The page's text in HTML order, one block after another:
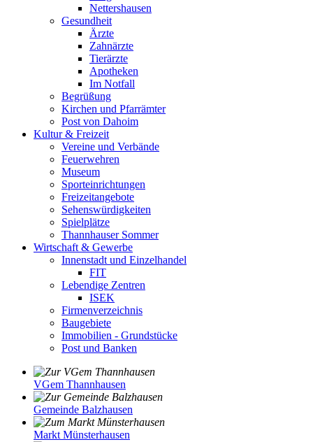
Nettershausen
Gesundheit
Ärzte
Zahnärzte
Tierärzte
Apotheken
Im Notfall
Begrüßung
Kirchen und Pfarrämter
Post von Dahoim
Kultur & Freizeit
Vereine und Verbände
Feuerwehren
Museum
Sporteinrichtungen
Freizeitangebote
Sehenswürdigkeiten
Spielplätze
Thannhauser Sommer
Wirtschaft & Gewerbe
Innenstadt und Einzelhandel
FIT
Lebendige Zentren
ISEK
Firmenverzeichnis
Baugebiete
Immobilien - Grundstücke
Post und Banken
VGem Thannhausen
Gemeinde Balzhausen
Markt Münsterhausen